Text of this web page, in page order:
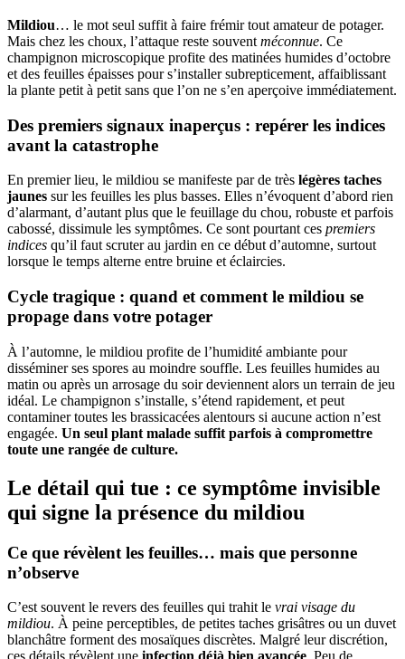
Mildiou… le mot seul suffit à faire frémir tout amateur de potager.
Mais chez les choux, l’attaque reste souvent méconnue. Ce
champignon microscopique profite des matinées humides d’octobre
et des feuilles épaisses pour s’installer subrepticement, affaiblissant
la plante petit à petit sans que l’on ne s’en aperçoive immédiatement.
Des premiers signaux inaperçus : repérer les indices
avant la catastrophe
En premier lieu, le mildiou se manifeste par de très légères taches
jaunes sur les feuilles les plus basses. Elles n’évoquent d’abord rien
d’alarmant, d’autant plus que le feuillage du chou, robuste et parfois
cabossé, dissimule les symptômes. Ce sont pourtant ces premiers
indices qu’il faut scruter au jardin en ce début d’automne, surtout
lorsque le temps alterne entre bruine et éclaircies.
Cycle tragique : quand et comment le mildiou se
propage dans votre potager
À l’automne, le mildiou profite de l’humidité ambiante pour
disséminer ses spores au moindre souffle. Les feuilles humides au
matin ou après un arrosage du soir deviennent alors un terrain de jeu
idéal. Le champignon s’installe, s’étend rapidement, et peut
contaminer toutes les brassicacées alentours si aucune action n’est
engagée. Un seul plant malade suffit parfois à compromettre
toute une rangée de culture.
Le détail qui tue : ce symptôme invisible
qui signe la présence du mildiou
Ce que révèlent les feuilles… mais que personne
n’observe
C’est souvent le revers des feuilles qui trahit le vrai visage du
mildiou. À peine perceptibles, de petites taches grisâtres ou un duvet
blanchâtre forment des mosaïques discrètes. Malgré leur discrétion,